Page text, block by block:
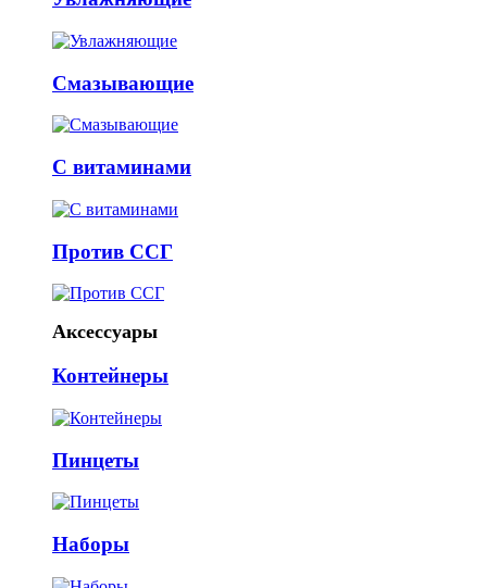
Смазывающие
С витаминами
Против ССГ
Аксессуары
Контейнеры
Пинцеты
Наборы